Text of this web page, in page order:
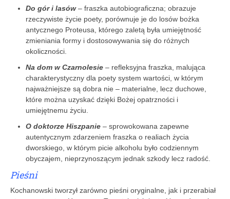
Do gór i lasów– fraszka autobiograficzna; obrazuje
rzeczywiste życie poety, porównuje je do losów bożka
antycznego Proteusa, którego zaletą była umiejętność
zmieniania formy i dostosowywania się do różnych
okoliczności.
Na dom w Czarnolesie – refleksyjna fraszka, malująca
charakterystyczny dla poety system wartości, w którym
najważniejsze są dobra nie – materialne, lecz duchowe,
które można uzyskać dzięki Bożej opatrzności i
umiejętnemu życiu.
O doktorze Hiszpanie – sprowokowana ­zapewne
autentycznym zdarzeniem fraszka o realiach życia
dworskiego, w którym picie alkoholu było codziennym
obyczajem, nieprzynoszącym jednak szkody lecz radość.
Pieśni
Kochanowski tworzył zarówno pieśni oryginalne, jak i przerabiał